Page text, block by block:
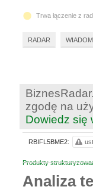
zgodę na
Dowiedz się
Produkty
Analiza
RBIFL5BME2:
Trwa łączenie z
RADAR